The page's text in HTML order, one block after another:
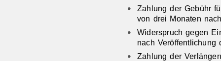
Zahlung der Gebühr
von drei Monaten
Widerspruch gegen
nach Veröffentlichung
Zahlung der